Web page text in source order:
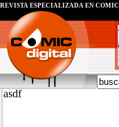
REVISTA ESPECIALIZADA EN CÓMIC
asdf